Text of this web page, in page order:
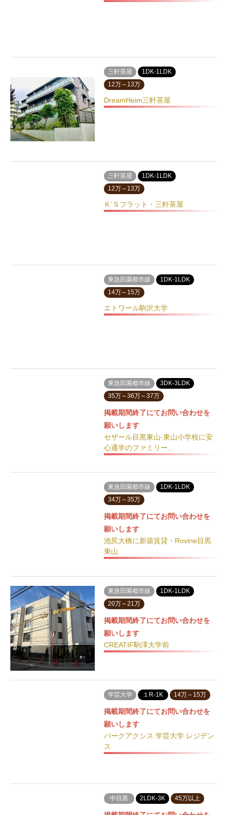
三軒茶屋
1DK-1LDK
12万～13万
DreamHeim三軒茶屋
三軒茶屋
1DK-1LDK
12万～13万
Ｋ’Ｓフラット・三軒茶屋
東急田園都市線
1DK-1LDK
14万～15万
エトワール駒沢大学
東急田園都市線
3DK-3LDK
35万～36万～37万
掲載期間終了にてお問い合わせを
願いします
セザール目黒東山-東山小学校に安
心通学のファミリー...
東急田園都市線
1DK-1LDK
34万～35万
掲載期間終了にてお問い合わせを
願いします
池尻大橋に新築賃貸・Rovine目黒
東山
東急田園都市線
1DK-1LDK
20万～21万
掲載期間終了にてお問い合わせを
願いします
CREATIF駒澤大学前
学芸大学 １R-1K 14万～15万
掲載期間終了にてお問い合わせを
願いします
パークアクシス 学芸大学 レジデン
ス
中目黒 2LDK-3K 45万以上